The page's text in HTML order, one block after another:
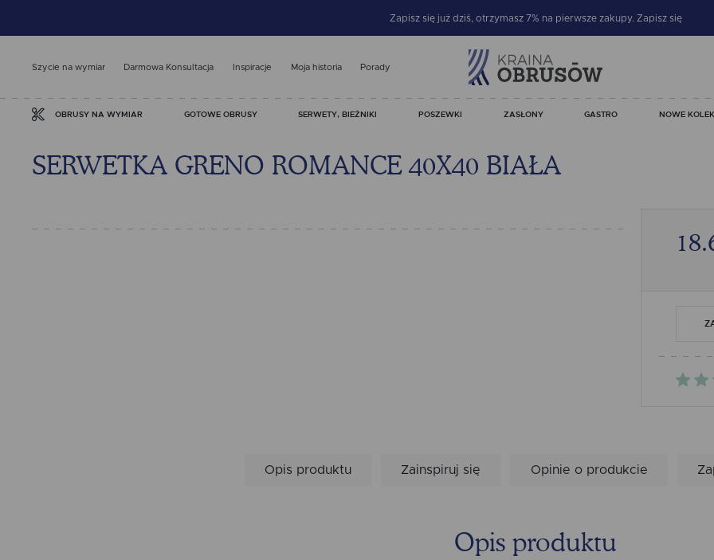
Zapisz się już dziś, otrzymasz 7% na pierwsze zakupy. Zapisz się
Szycie na wymiar Darmowa Konsultacja Inspiracje Moja historia Porady
OBRUSY NA WYMIAR GOTOWE OBRUSY SERWETY, BIEŻNIKI POSZEWKI ZASŁONY GASTRO NOWE
SERWETKA GRENO ROMANCE 40X40 BIAŁA
Opis produktu Zainspiruj się Opinie o produkcie
Opis produktu